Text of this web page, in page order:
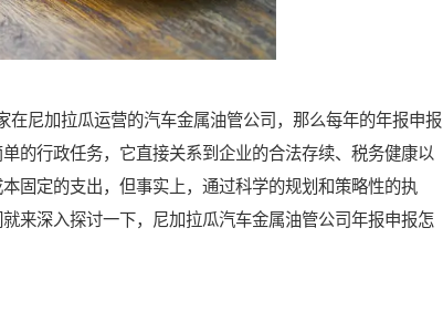
尼加拉瓜运营的汽车金属油管公司，那么每年的年报申报
的行政任务，它直接关系到企业的合法存续、税务健康以
固定的支出，但事实上，通过科学的规划和策略性的执
来深入探讨一下，尼加拉瓜汽车金属油管公司年报申报怎